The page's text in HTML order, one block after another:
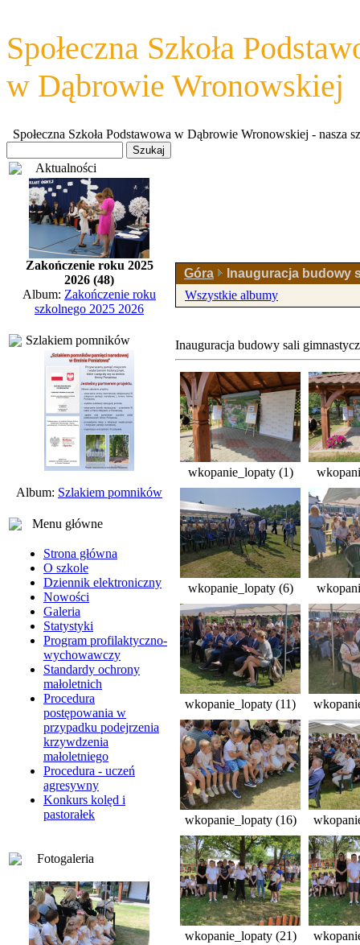
Społeczna Szkoła
w Dąbrowie Wronowskiej
Społeczna Szkoła Podstawowa w Dąbrowie Wronowskiej - nasza
Aktualności
Zakończenie roku 2025
2026 (48)
Album: Zakończenie roku
szkolnego 2025 2026
Szlakiem pomników
Album: Szlakiem pomników
Menu główne
Strona główna
O szkole
Dziennik elektroniczny
Nowości
Galeria
Statystyki
Program profilaktyczno-
wychowawczy
Standardy ochrony
małoletnich
Procedura
postępowania w
przypadku podejrzenia
krzywdzenia
małoletniego
Procedura - uczeń
agresywny
Konkurs kolęd i
pastorałek
Fotogaleria
Góra
Inauguracja budowy
Wszystkie albumy
Inauguracja budowy sali
wkopanie_lopaty (1)
wkopanie_lopaty (6)
wkopanie_lopaty (11)
wkopanie_lopaty (16)
wkopanie_lopaty (21)